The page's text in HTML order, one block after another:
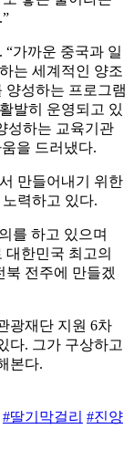
가까운 중국과 일
는 세계적인 양조
양성하는 프로그램
발히 운영되고 있
성하는 교육기관
을 드러냈다.
만들어내기 위한
력하고 있다.
를 하고 있으며
대한민국 최고의
북 전주에 만들겠
광재단 지원 6차
다. 그가 구상하고
본다.
#딸기막걸리 #진양